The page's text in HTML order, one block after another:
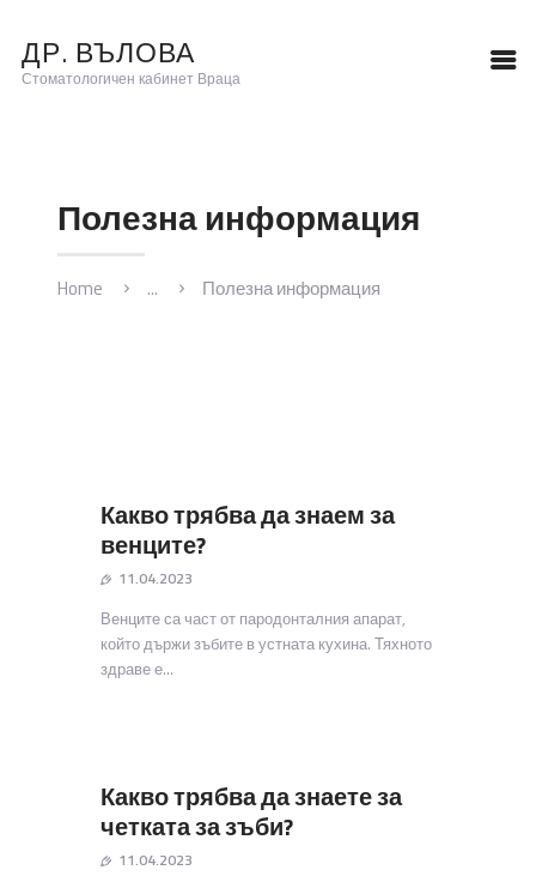
ДР. ВЪЛОВА
Стоматологичен кабинет Враца
Полезна информация
Home ... Полезна информация
ДР. ВЪЛОВА
ЕКИП
ПОЛЕЗНО
Какво трябва да знаем за
венците?
11.04.2023
Венците са част от пародонталния апарат,
който държи зъбите в устната кухина. Тяхното
здраве е…
Какво трябва да знаете за
четката за зъби?
11.04.2023